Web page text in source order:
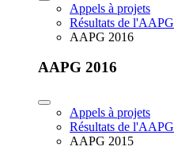
Appels à projets
Résultats de l'AAPG
AAPG 2016
AAPG 2016
Appels à projets
Résultats de l'AAPG
AAPG 2015